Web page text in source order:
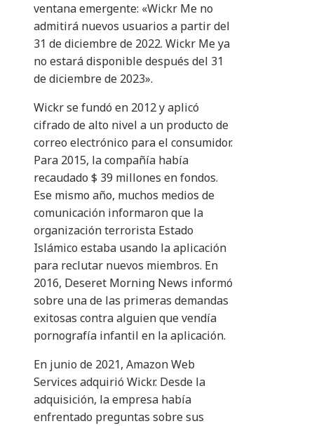
ventana emergente: «Wickr Me no
admitirá nuevos usuarios a partir del
31 de diciembre de 2022. Wickr Me ya
no estará disponible después del 31
de diciembre de 2023».
Wickr se fundó en 2012 y aplicó
cifrado de alto nivel a un producto de
correo electrónico para el consumidor.
Para 2015, la compañía había
recaudado $ 39 millones en fondos.
Ese mismo año, muchos medios de
comunicación informaron que la
organización terrorista Estado
Islámico estaba usando la aplicación
para reclutar nuevos miembros. En
2016, Deseret Morning News informó
sobre una de las primeras demandas
exitosas contra alguien que vendía
pornografía infantil en la aplicación.
En junio de 2021, Amazon Web
Services adquirió Wickr. Desde la
adquisición, la empresa había
enfrentado preguntas sobre sus